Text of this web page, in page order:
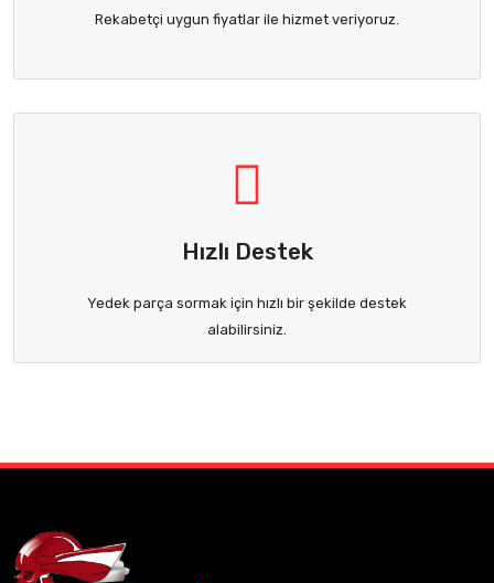
Rekabetçi uygun fiyatlar ile hizmet veriyoruz.
Hızlı Destek
Yedek parça sormak için hızlı bir şekilde destek
alabilirsiniz.